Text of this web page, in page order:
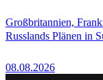
Großbritannien,
Russlands Plänen in
08.08.2026